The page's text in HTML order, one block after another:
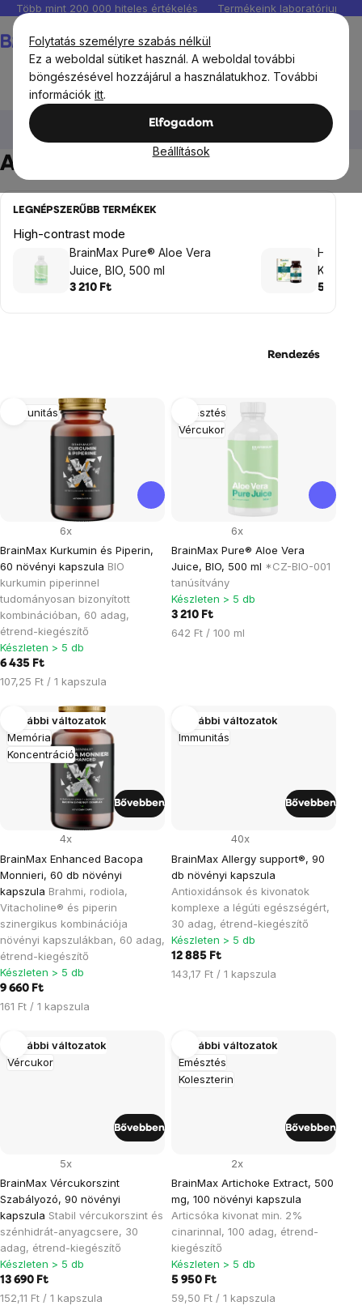
Folytatás személyre szabás nélkül
Ez a weboldal sütiket használ. A weboldal további
böngészésével hozzájárul a használatukhoz. További
információk itt.
Elfogadom
Beállítások
Ugrás
fő
tartalomhoz
Több mint 200 000 hiteles értékelés Termékeink
Vitaminok, antioxidánsok
Antioxidánsok
Antioxidánsok
LEGNÉPSZERŰBB TERMÉKEK
High-contrast mode
BrainMax Pure® Aloe Vera
Juice, BIO, 500 ml
3 210 Ft 5 305
Rendezés
Termékek
listája
Immunitás
BrainMax Kurkumin és Piperin,
60 növényi kapszula BIO
kurkumin piperinnel
tudományosan bizonyított
kombinációban, 60 adag,
étrend-kiegészítő
6x
Készleten > 5 db
6 435 Ft
Egységár:
107,25 Ft / 1 kapszula
Emésztés
Vércukor
BrainMax Pure® Aloe Vera
Juice, BIO, 500 ml *CZ-BIO-001
tanúsítvány
6x
Készleten > 5 db
3 210 Ft
Egységár:
642 Ft / 100 ml
Memória
Koncentráció
További változatok
BrainMax Enhanced Bacopa
Monnieri, 60 db növényi
kapszula Brahmi, rodiola,
Vitacholine® és piperin
szinergikus kombinációja
növényi kapszulákban, 60 adag,
étrend-kiegészítő
4x
Készleten > 5 db
9 660 Ft
Egységár:
161 Ft / 1 kapszula
Bővebben
Immunitás
További változatok
BrainMax Allergy support®, 90
db növényi kapszula
Antioxidánsok és kivonatok
komplexe a légúti egészségért,
30 adag, étrend-kiegészítő
40x
Készleten > 5 db
12 885 Ft
Egységár:
143,17 Ft / 1 kapszula
Bővebben
Vércukor
További változatok
BrainMax Vércukorszint
Szabályozó, 90 növényi
kapszula Stabil vércukorszint és
szénhidrát-anyagcsere, 30
adag, étrend-kiegészítő
5x
Készleten > 5 db
13 690 Ft
Egységár:
152,11 Ft / 1 kapszula
Bővebben
Emésztés
Koleszterin
További változatok
BrainMax Artichoke Extract, 500
mg, 100 növényi kapszula
Articsóka kivonat min. 2%
cinarinnal, 100 adag, étrend-
kiegészítő
2x
Készleten > 5 db
5 950 Ft
Egységár:
59,50 Ft / 1 kapszula
Bővebben